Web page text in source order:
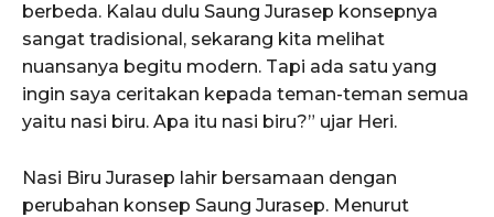
berbeda. Kalau dulu Saung Jurasep konsepnya
sangat tradisional, sekarang kita melihat
nuansanya begitu modern. Tapi ada satu yang
ingin saya ceritakan kepada teman-teman semua
yaitu nasi biru. Apa itu nasi biru?” ujar Heri.
Nasi Biru Jurasep lahir bersamaan dengan
perubahan konsep Saung Jurasep. Menurut